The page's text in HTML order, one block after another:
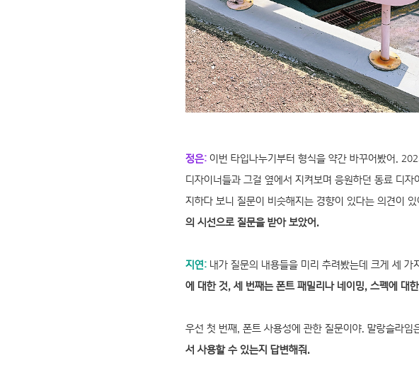
정은: 이번 타입나누기부터 형식을 약간 바꾸어봤어.
디자이너들과 그걸 옆에서 지켜보며 응원하던 동료 디
지하다 보니 질문이 비슷해지는 경향이 있다는 의견이 있
의 시선으로 질문을 받아 보았어.
지연: 내가 질문의 내용들을 미리 추려봤는데 크게 세 가
에 대한 것, 세 번째는 폰트 패밀리나 네이밍, 스펙에 대
우선 첫 번째, 폰트 사용성에 관한 질문이야. 말랑슬라임
서 사용할 수 있는지 답변해줘.